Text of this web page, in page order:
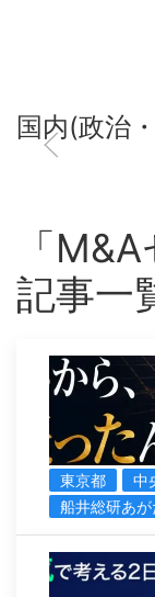
国内(政治
「
記事一
東京都
中
船井総研あが